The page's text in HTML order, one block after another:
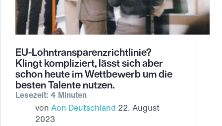
EU-Lohntransparenzrichtlinie?
Klingt kompliziert, lässt sich aber
schon heute im Wettbewerb um die
besten Talente nutzen.
Lesezeit: 4 Minuten
von Aon Deutschland 22. August
2023